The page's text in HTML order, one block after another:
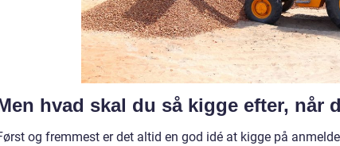
hvad skal du så kigge efter, når
og fremmest er det altid en god idé at kigge på